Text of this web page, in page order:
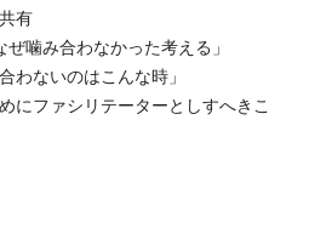
有
噛み合わなかった考える」
わないのはこんな時」
にファシリテーターとしすへきこ